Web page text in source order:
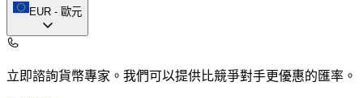
EUR - 歐元
立即諮詢貨幣專家。 我們可以提供比競爭對手更優惠的匯率。